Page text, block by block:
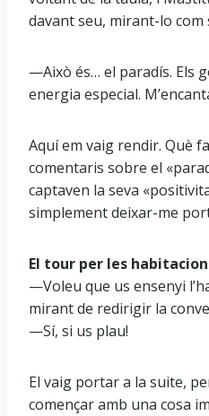
davant seu, mirant-lo com
—Això és… el paradís. Els
energia especial.
Aquí em vaig rendir. Què
comentaris sobre el
captaven la seva
simplement deixar-me
El tour per les
—Voleu que us ensenyi
mirant de redirigir la
—Sí, si us plau!
El vaig portar a la suite,
començar amb una cosa